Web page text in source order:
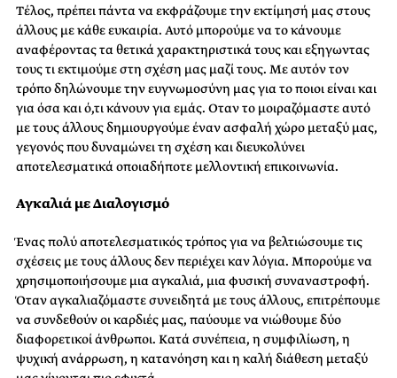
Τέλος, πρέπει πάντα να εκφράζουμε την εκτίμησή μας στους
άλλους με κάθε ευκαιρία. Αυτό μπορούμε να το κάνουμε
αναφέροντας τα θετικά χαρακτηριστικά τους και εξηγωντας
τους τι εκτιμούμε στη σχέση μας μαζί τους. Με αυτόν τον
τρόπο δηλώνουμε την ευγνωμοσύνη μας για το ποιοι είναι και
για όσα και ό,τι κάνουν για εμάς. Οταν το μοιραζόμαστε αυτό
με τους άλλους δημιουργούμε έναν ασφαλή χώρο μεταξύ μας,
γεγονός που δυναμώνει τη σχέση και διευκολύνει
αποτελεσματικά οποιαδήποτε μελλοντική επικοινωνία.
Αγκαλιά με Διαλογισμό
Ένας πολύ αποτελεσματικός τρόπος για να βελτιώσουμε τις
σχέσεις με τους άλλους δεν περιέχει καν λόγια. Μπορούμε να
χρησιμοποιήσουμε μια αγκαλιά, μια φυσική συναναστροφή.
Όταν αγκαλιαζόμαστε συνειδητά με τους άλλους, επιτρέπουμε
να συνδεθούν οι καρδιές μας, παύουμε να νιώθουμε δύο
διαφορετικοί άνθρωποι. Κατά συνέπεια, η συμφιλίωση, η
ψυχική ανάρρωση, η κατανόηση και η καλή διάθεση μεταξύ